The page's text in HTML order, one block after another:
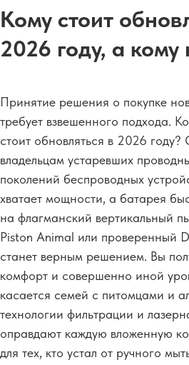
Кому стоит
2026 году, а кому
Принятие решения о покупке
требует взвешенного подхода.
стоит обновляться в 2026
владельцам устаревших
поколений беспроводных
хватает мощности, а батарея
на флагманский вертикальный
Piston Animal или проверенный
станет верным решением. Вы
комфорт и совершенно иной
касается семей с питомцами и
технологии фильтрации и
оправдают каждую вложенную
для тех, кто устал от ручного